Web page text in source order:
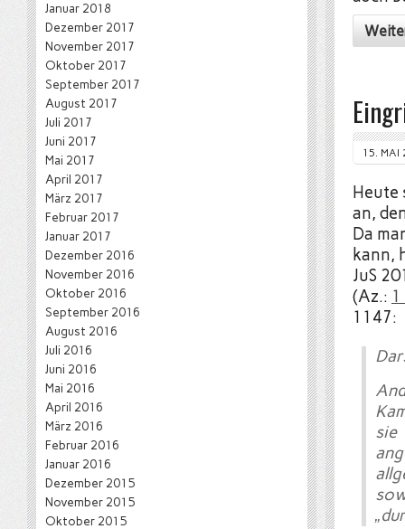
15. MAI
an,
Da
kann,
JuS
(Az.:
1147:
sie
Januar 2018
Dezember 2017
November 2017
Oktober 2017
September 2017
August 2017
Juli 2017
Juni 2017
Mai 2017
April 2017
März 2017
Februar 2017
Januar 2017
Dezember 2016
November 2016
Oktober 2016
September 2016
August 2016
Juli 2016
Juni 2016
Mai 2016
April 2016
März 2016
Februar 2016
Januar 2016
Dezember 2015
November 2015
Oktober 2015